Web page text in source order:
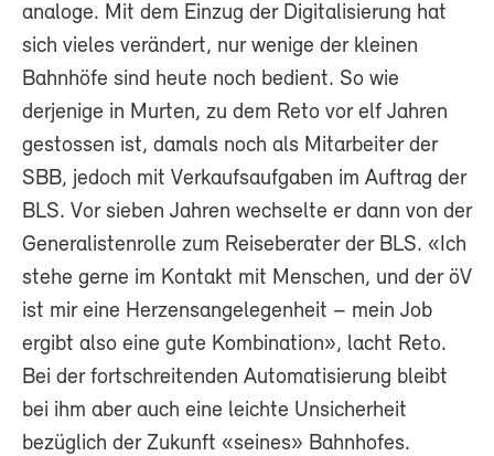
analoge. Mit dem Einzug der Digitalisierung hat
sich vieles verändert, nur wenige der kleinen
Bahnhöfe sind heute noch bedient. So wie
derjenige in Murten, zu dem Reto vor elf Jahren
gestossen ist, damals noch als Mitarbeiter der
SBB, jedoch mit Verkaufsaufgaben im Auftrag der
BLS. Vor sieben Jahren wechselte er dann von der
Generalistenrolle zum Reiseberater der BLS. «Ich
stehe gerne im Kontakt mit Menschen, und der öV
ist mir eine Herzensangelegenheit – mein Job
ergibt also eine gute Kombination», lacht Reto.
Bei der fortschreitenden Automatisierung bleibt
bei ihm aber auch eine leichte Unsicherheit
bezüglich der Zukunft «seines» Bahnhofes.